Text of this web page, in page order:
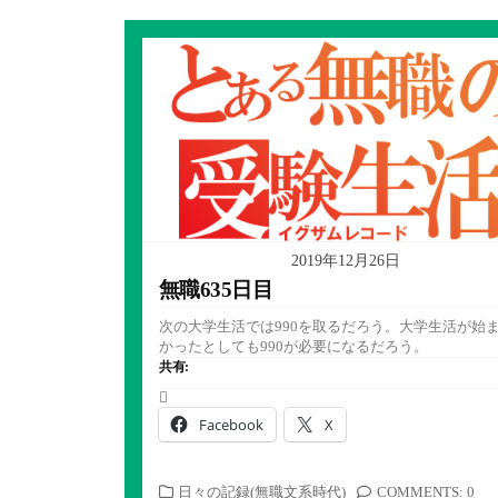
2019年12月26日
無職635日目
次の大学生活では990を取るだろう。大学生活が始
かったとしても990が必要になるだろう。
共有:
Facebook X
カ日々の記録(無職文系時代) COMMENTS: 0